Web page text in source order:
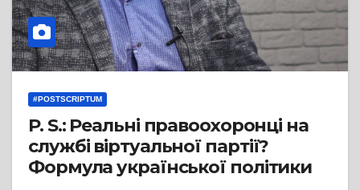
#POSTSCRIPTUM
P. S.: Реальні правоохоронці на
службі віртуальної партії?
Формула української політики